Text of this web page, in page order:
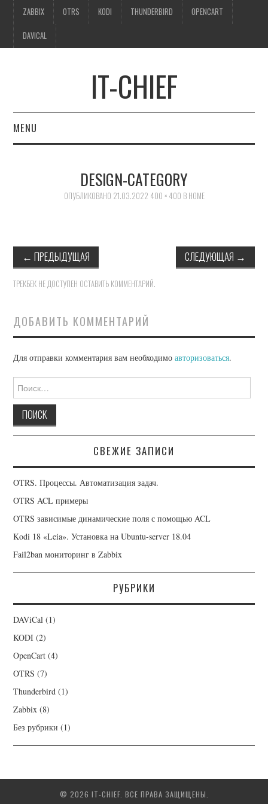
ZABBIX OTRS KODI THUNDERBIRD OPENCART
DAVICAL
IT-CHIEF
MENU
THUNDERBIRD
OPENCART
DESIGN-CATEGORY
ОПУБЛИКОВАНО 21.03.2022 400 × 400 В HOME
← ПРЕДЫДУЩАЯ СЛЕДУЮЩАЯ →
ТРЕКБЕК НЕ ДОСТУПЕН ОСТАВИТЬ КОММЕНТАРИЙ.
ДОБАВИТЬ КОММЕНТАРИЙ
Для отправки комментария вам необходимоавторизоваться.
СВЕЖИЕ ЗАПИСИ
OTRS. Процессы. Автоматизация задач.
OTRS ACL примеры
OTRS зависимые динамические поля с помощью ACL
Kodi 18 «Leia». Установка на Ubuntu-server 18.04
Fail2ban мониторинг в Zabbix
РУБРИКИ
DAViCal (1)
KODI (2)
OpenCart (4)
OTRS (7)
Thunderbird (1)
Zabbix (8)
Без рубрики (1)
© 2026 IT-CHIEF. ВСЕ ПРАВА ЗАЩИЩЕНЫ.